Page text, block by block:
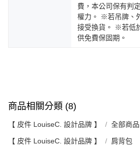
費，本公司保有判
權力。 ※若吊牌、
接受換貨。 ※若低
供免費保固期。
商品相關分類 (8)
【 皮件 LouiseC. 設計品牌 】 全部商品
【 皮件 LouiseC. 設計品牌 】 肩背包